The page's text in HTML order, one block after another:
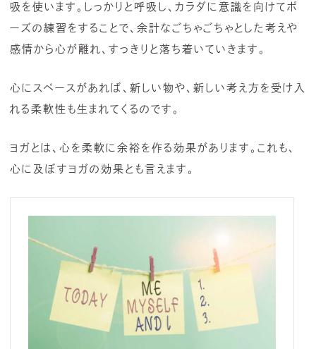
吸を使います。しっかりと呼吸し、カラダに意識を向けてポ
ーズの練習をすることで、余計なごちゃごちゃとした考えや
感情から心が離れ、すっきりと落ち着いていきます。
心にスペースがあれば、新しい物や、新しい考え方を受け入
れる柔軟性も生まれてくるのです。
ヨガとは、心を柔軟に余裕を作る効果があります。これも、
心に及ぼすヨガの効果とも言えます。